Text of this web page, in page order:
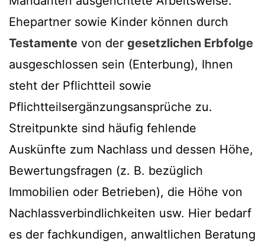
Ehepartner sowie Kinder können durch
Testamente von der gesetzlichen Erbfolge
ausgeschlossen sein (Enterbung), Ihnen
steht der Pflichtteil sowie
Pflichtteilsergänzungsansprüche zu.
Streitpunkte sind häufig fehlende
Auskünfte zum Nachlass und dessen Höhe,
Bewertungsfragen (z. B. bezüglich
Immobilien oder Betrieben), die Höhe von
Nachlassverbindlichkeiten usw. Hier bedarf
es der fachkundigen, anwaltlichen Beratung